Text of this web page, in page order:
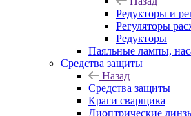
Редукторы и
Регуляторы
Редукторы
Паяльные лампы,
Средства защиты
Назад
Средства защиты
Краги сварщика
Диоптрические